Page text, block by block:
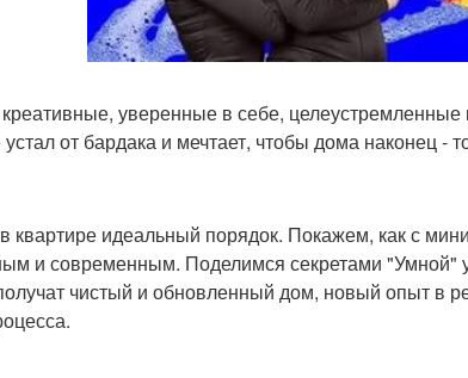
уверенные в себе,
от бардака и мечтает, чтобы дома наконец -
идеальный порядок. Покажем, как с
и современным. Поделимся секретами "Умной"
чистый и обновленный дом, новый опыт в